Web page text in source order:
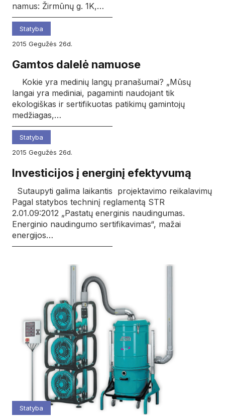
namus: Žirmūnų g. 1K,…
Statyba
2015
gegužės 26d.
Gamtos dalelė namuose
Kokie yra medinių langų pranašumai? „Mūsų
langai yra mediniai, pagaminti naudojant tik
ekologiškas ir sertifikuotas patikimų gamintojų
medžiagas,…
Statyba
2015
gegužės 26d.
Investicijos į energinį efektyvumą
Sutaupyti galima laikantis projektavimo reikalavimų
Pagal statybos techninį reglamentą STR
2.01.09:2012 „Pastatų energinis naudingumas.
Energinio naudingumo sertifikavimas“, mažai
energijos…
Statyba